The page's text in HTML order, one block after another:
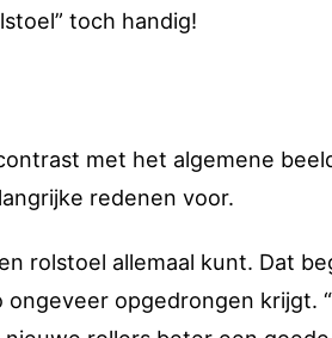
toch handig!
met het algemene
redenen voor.
rolstoel allemaal kunt. Dat
opgedrongen krijgt.